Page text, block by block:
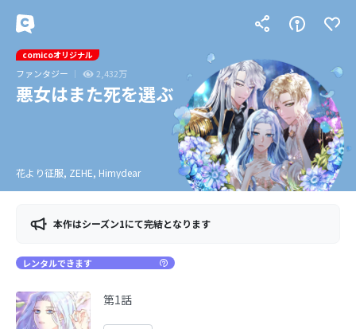
comicoオリジナル
ファンタジー 2,432万
悪女はまた死を選ぶ
花より征服, ZEHE, Himydear
本作はシーズン1にて完結となります
レンタルできます
第1話